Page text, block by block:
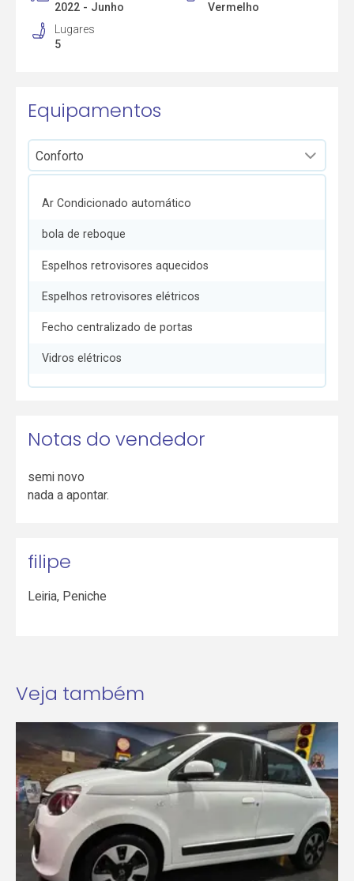
2022 - Junho
Vermelho
Lugares
5
Equipamentos
Ar Condicionado automático
bola de reboque
Espelhos retrovisores aquecidos
Espelhos retrovisores elétricos
Fecho centralizado de portas
Vidros elétricos
Notas do vendedor
semi novo
nada a apontar.
filipe
Leiria, Peniche
Veja também